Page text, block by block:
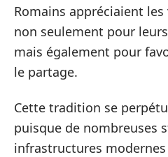
Romains appréciaient les
non seulement pour
mais également pour
le partage.
Cette tradition se
puisque de nombreuses
infrastructures